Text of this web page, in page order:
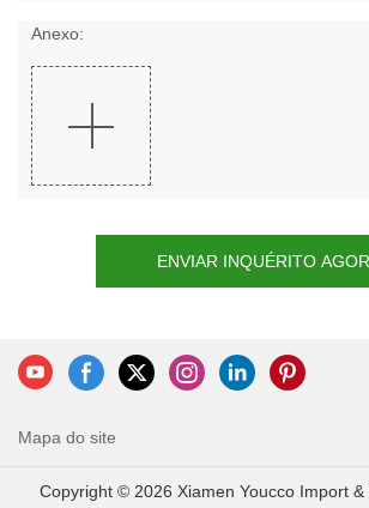
Anexo:
ENVIAR INQUÉRITO
Mapa do site
Copyright © 2026 Xiamen Youcco Import